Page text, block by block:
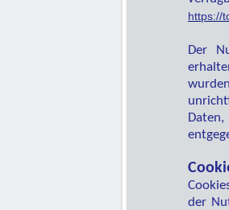
https://
Der
der